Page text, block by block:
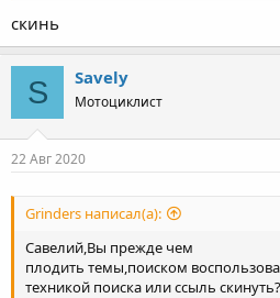
скинь
S Savely
Мотоциклист
22 Авг 2020
Grinders написал(а):
Савелий,Вы прежде чем
плодить темы,поиском
техникой поиска или ссыль скинуть?